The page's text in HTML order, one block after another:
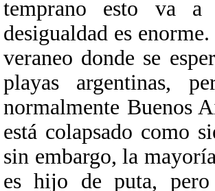
temprano esto va
desigualdad es
veraneo donde se
playas argentinas,
normalmente Buenos
está colapsado como
sin embargo, la
es hijo de puta,